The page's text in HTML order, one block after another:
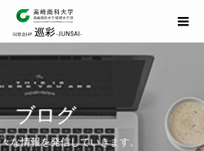
ブログ
な情報を発信していきます。